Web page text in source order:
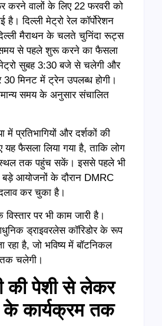
करने वालों के लिए 22 फरवरी को
है। दिल्ली मेट्रो रेल कॉर्पोरेशन
मैराथन के चलते चुनिंदा रूट्स
समय से पहले शुरू करने का फैसला
सुबह 3:30 बजे से चलेगी और
मिनट में ट्रेन उपलब्ध होगी।
समय के अनुसार संचालित
में प्रतिभागियों और दर्शकों की
यह फैसला लिया गया है, ताकि लोग
तक पहुंच सकें। इससे पहले भी
आयोजनों के दौरान DMRC
कर चुका है।
विस्तार पर भी काम जारी है।
ड्राइवरलेस कॉरिडोर के रूप
रहा है, जो भविष्य में बॉटनिकल
तक चलेगी।
की पेशी से लेकर
के कार्यक्रम तक